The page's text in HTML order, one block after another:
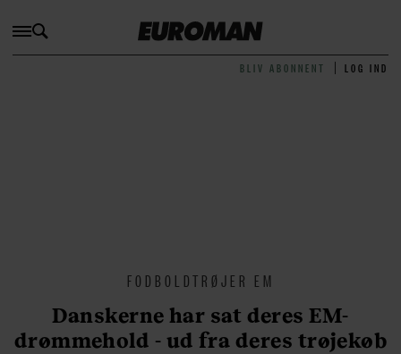
BLIV ABONNENT LOG IND
FODBOLDTRØJER EM
Danskerne har sat deres EM-
drømmehold - ud fra deres trøjekøb